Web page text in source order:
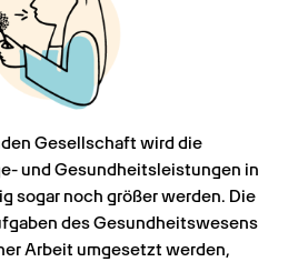
Gesellschaft wird die
und Gesundheitsleistungen in
sogar noch größer werden. Die
des Gesundheitswesens
Arbeit umgesetzt werden,